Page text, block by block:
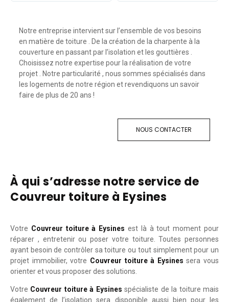
Notre entreprise intervient sur l’ensemble de vos besoins
en matière de toiture . De la création de la charpente à la
couverture en passant par l’isolation et les gouttières .
Choisissez notre expertise pour la réalisation de votre
projet . Notre particularité , nous sommes spécialisés dans
les logements de notre région et revendiquons un savoir
faire de plus de 20 ans !
NOUS CONTACTER
À qui s’adresse notre service de
Couvreur toiture à Eysines
Votre Couvreur toiture à Eysines est là à tout moment pour
réparer , entretenir ou poser votre toiture. Toutes personnes
ayant besoin de contrôler sa toiture ou tout simplement pour un
projet immobilier, votre Couvreur toiture à Eysines sera vous
orienter et vous proposer des solutions.
Votre Couvreur toiture à Eysines spécialiste de la toiture mais
également de l’isolation sera disponible aussi bien pour les